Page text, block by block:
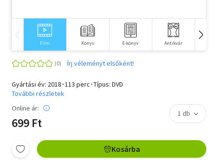
Film Könyv E-könyv Antikvár
Írj véleményt elsőként!
Gyártási év: 2018･113 perc･Típus: DVD
További részletek
Online ár:
699 Ft
Kosárba